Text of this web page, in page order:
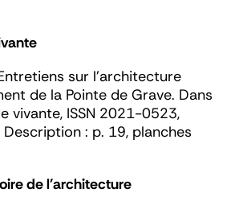
sur l'architecture
de la Pointe de Grave. Dans
vivante, ISSN 2021-0523,
: p. 19, planches
de l'architecture